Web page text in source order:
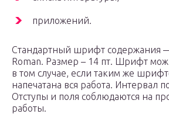
приложений.
Стандартный шрифт содержания
Roman. Размер – 14 пт. Шрифт
в том случае, если таким же
напечатана вся работа. Интервал
Отступы и поля соблюдаются на
работы.